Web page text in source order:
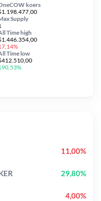
koers
Supply
Timehigh
Timelow
11,00%
29,80%
4,00%